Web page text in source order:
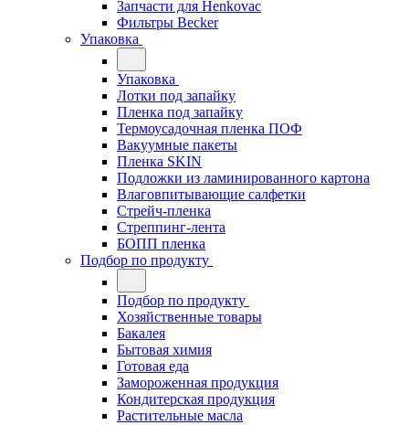
Запчасти для Henkovac
Фильтры Becker
Упаковка
Упаковка
Лотки под запайку
Пленка под запайку
Термоусадочная пленка ПОФ
Вакуумные пакеты
Пленка SKIN
Подложки из ламинированного картона
Влаговпитывающие салфетки
Стрейч-пленка
Стреппинг-лента
БОПП пленка
Подбор по продукту
Подбор по продукту
Хозяйственные товары
Бакалея
Бытовая химия
Готовая еда
Замороженная продукция
Кондитерская продукция
Растительные масла